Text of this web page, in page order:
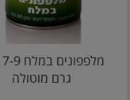
גרם מוטולה